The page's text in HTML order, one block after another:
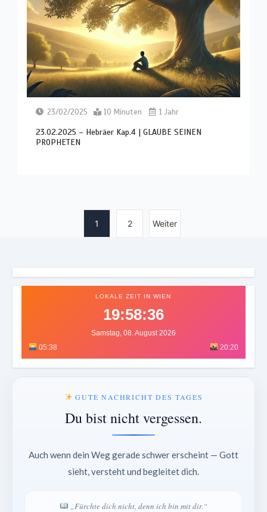
23/02/2025 10 Minuten 1 Jahr
23.02.2025 – Hebräer Kap.4 | GLAUBE SEINEN
PROPHETEN
1 2 Weiter
LOKALE ZEIT IN WIEN
19:58:39
Samstag, 08. August 2026
05:38
20:20
GUTE NACHRICHT DES TAGES
Du bist nicht vergessen.
Auch wenn dein Weg gerade schwer erscheint — Gott
sieht, versteht und begleitet dich.
„Fürchte dich nicht, denn ich bin mit dir.“